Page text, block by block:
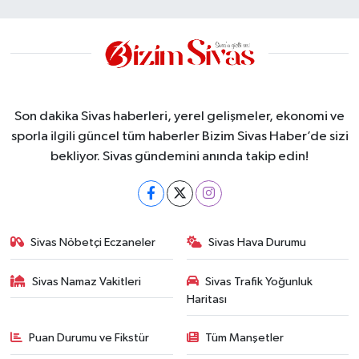
Son dakika Sivas haberleri, yerel gelişmeler, ekonomi ve
sporla ilgili güncel tüm haberler Bizim Sivas Haber’de sizi
bekliyor. Sivas gündemini anında takip edin!
Sivas Nöbetçi Eczaneler Sivas Hava Durumu
Sivas Namaz Vakitleri
Sivas Trafik Yoğunluk
Haritası
Puan Durumu ve Fikstür Tüm Manşetler